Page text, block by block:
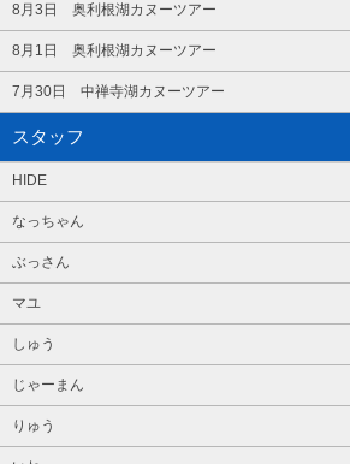
8月3日 奥利根湖カヌーツアー
8月1日 奥利根湖カヌーツアー
7月30日 中禅寺湖カヌーツアー
スタッフ
HIDE
なっちゃん
ぶっさん
マユ
しゅう
じゃーまん
りゅう